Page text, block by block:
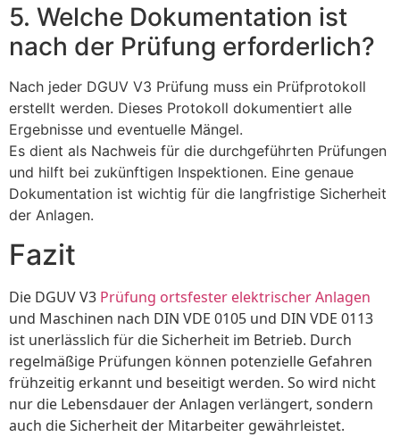
5. Welche Dokumentation ist
nach der Prüfung erforderlich?
Nach jeder DGUV V3 Prüfung muss ein Prüfprotokoll
erstellt werden. Dieses Protokoll dokumentiert alle
Ergebnisse und eventuelle Mängel.
Es dient als Nachweis für die durchgeführten Prüfungen
und hilft bei zukünftigen Inspektionen. Eine genaue
Dokumentation ist wichtig für die langfristige Sicherheit
der Anlagen.
Fazit
Die DGUV V3 Prüfung ortsfester elektrischer Anlagen
und Maschinen nach DIN VDE 0105 und DIN VDE 0113
ist unerlässlich für die Sicherheit im Betrieb. Durch
regelmäßige Prüfungen können potenzielle Gefahren
frühzeitig erkannt und beseitigt werden. So wird nicht
nur die Lebensdauer der Anlagen verlängert, sondern
auch die Sicherheit der Mitarbeiter gewährleistet.